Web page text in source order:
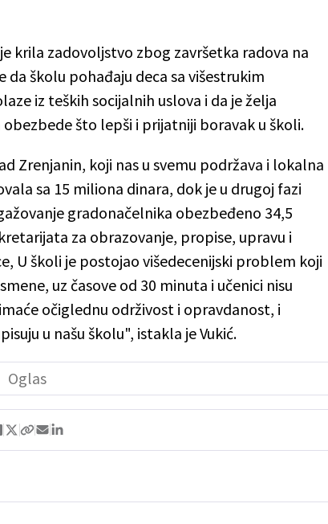
krila zadovoljstvo zbog završetka radova na
školu pohađaju deca sa višestrukim
iz teških socijalnih uslova i da je želja
što lepši i prijatniji boravak u školi.
Zrenjanin, koji nas u svemu podržava i lokalna
sa 15 miliona dinara, dok je u drugoj fazi
gradonačelnika obezbeđeno 34,5
za obrazovanje, propise, upravu i
U školi je postojao višedecenijski problem koji
uz časove od 30 minuta i učenici nisu
očiglednu održivost i opravdanost, i
u našu školu", istakla je Vukić.